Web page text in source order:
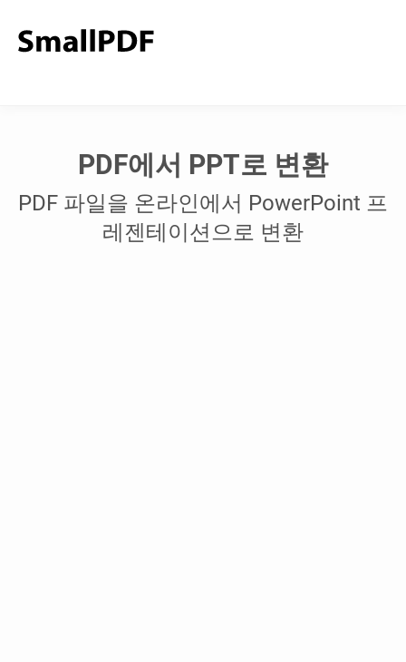
PDF에서 PPT로 변환
PDF 파일을 온라인에서 PowerPoint 프
레젠테이션으로 변환